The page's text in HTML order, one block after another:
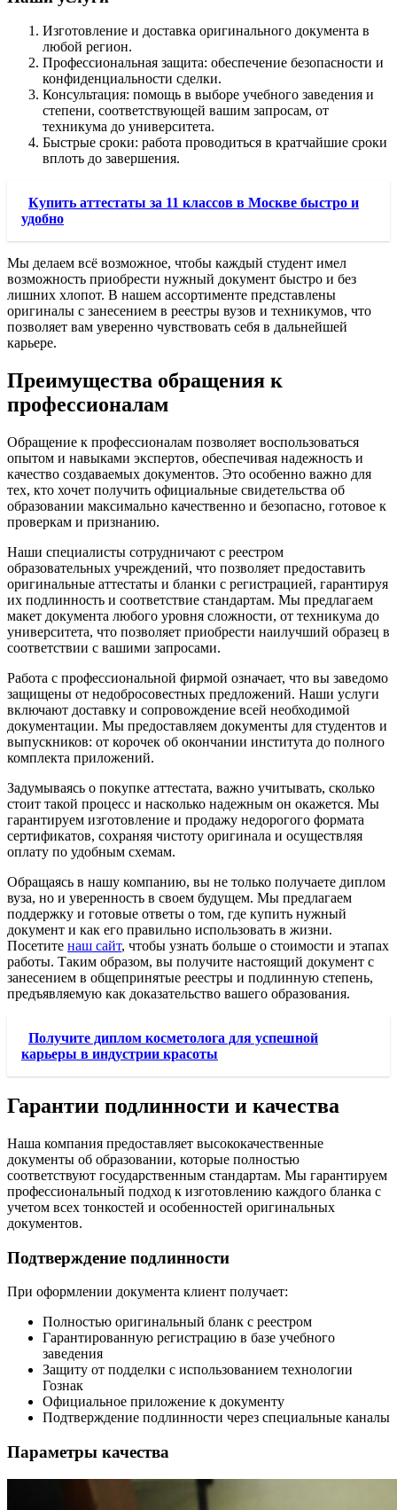
Изготовление и доставка оригинального документа в
любой регион.
Профессиональная защита: обеспечение безопасности и
конфиденциальности сделки.
Консультация: помощь в выборе учебного заведения и
степени, соответствующей вашим запросам, от
техникума до университета.
Быстрые сроки: работа проводиться в кратчайшие сроки
вплоть до завершения.
Купить аттестаты за 11 классов в Москве быстро и
удобно
Мы делаем всё возможное, чтобы каждый студент имел
возможность приобрести нужный документ быстро и без
лишних хлопот. В нашем ассортименте представлены
оригиналы с занесением в реестры вузов и техникумов, что
позволяет вам уверенно чувствовать себя в дальнейшей
карьере.
Преимущества обращения к
профессионалам
Обращение к профессионалам позволяет воспользоваться
опытом и навыками экспертов, обеспечивая надежность и
качество создаваемых документов. Это особенно важно для
тех, кто хочет получить официальные свидетельства об
образовании максимально качественно и безопасно, готовое к
проверкам и признанию.
Наши специалисты сотрудничают с реестром
образовательных учреждений, что позволяет предоставить
оригинальные аттестаты и бланки с регистрацией, гарантируя
их подлинность и соответствие стандартам. Мы предлагаем
макет документа любого уровня сложности, от техникума до
университета, что позволяет приобрести наилучший образец в
соответствии с вашими запросами.
Работа с профессиональной фирмой означает, что вы заведомо
защищены от недобросовестных предложений. Наши услуги
включают доставку и сопровождение всей необходимой
документации. Мы предоставляем документы для студентов и
выпускников: от корочек об окончании института до полного
комплекта приложений.
Задумываясь о покупке аттестата, важно учитывать, сколько
стоит такой процесс и насколько надежным он окажется. Мы
гарантируем изготовление и продажу недорогого формата
сертификатов, сохраняя чистоту оригинала и осуществляя
оплату по удобным схемам.
Обращаясь в нашу компанию, вы не только получаете диплом
вуза, но и уверенность в своем будущем. Мы предлагаем
поддержку и готовые ответы о том, где купить нужный
документ и как его правильно использовать в жизни.
Посетите наш сайт, чтобы узнать больше о стоимости и этапах
работы. Таким образом, вы получите настоящий документ с
занесением в общепринятые реестры и подлинную степень,
предъявляемую как доказательство вашего образования.
Получите диплом косметолога для успешной
карьеры в индустрии красоты
Гарантии подлинности и качества
Наша компания предоставляет высококачественные
документы об образовании, которые полностью
соответствуют государственным стандартам. Мы гарантируем
профессиональный подход к изготовлению каждого бланка с
учетом всех тонкостей и особенностей оригинальных
документов.
Подтверждение подлинности
При оформлении документа клиент получает:
Полностью оригинальный бланк с реестром
Гарантированную регистрацию в базе учебного
заведения
Защиту от подделки с использованием технологии
Гознак
Официальное приложение к документу
Подтверждение подлинности через специальные каналы
Параметры качества